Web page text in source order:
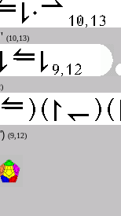
(10,13)
(9,12)